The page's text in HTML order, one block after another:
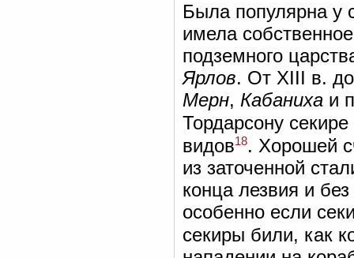
Была популярна у
имела
подземного
Ярлов. От XIII в.
Мерн, Кабаниха и
Тордарсону
видов18. Хорошей
из заточенной
конца лезвия и
особенно если
секиры били, как